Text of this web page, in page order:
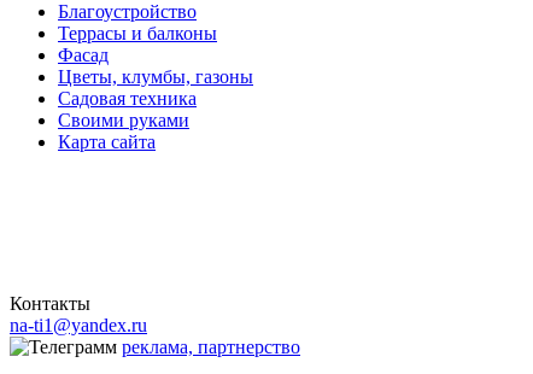
Благоустройство
Террасы и балконы
Фасад
Цветы, клумбы, газоны
Садовая техника
Своими руками
Карта сайта
Контакты
na-ti1@yandex.ru
реклама, партнерство